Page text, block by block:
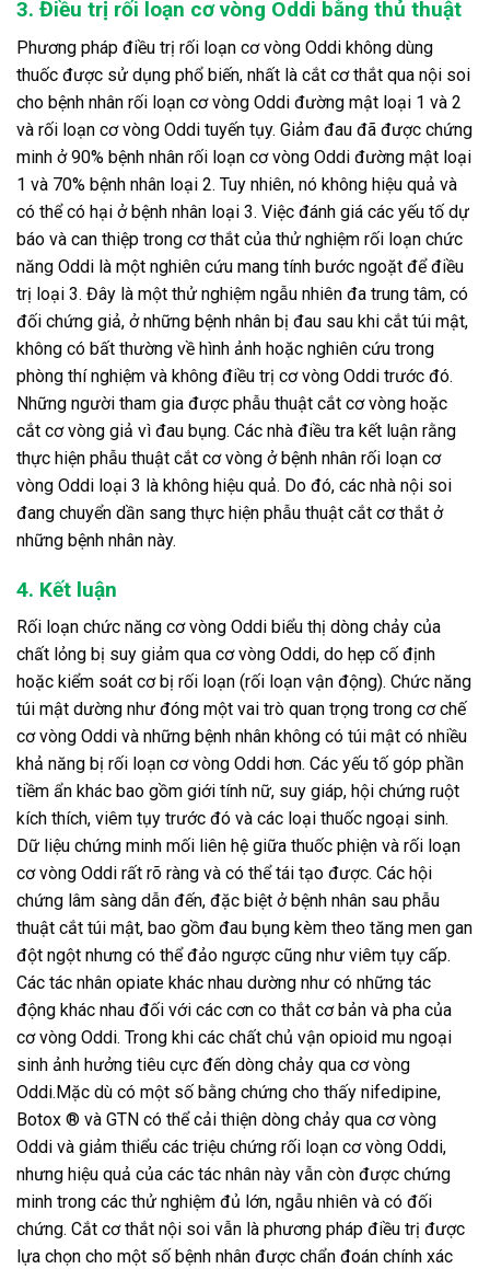
3. Điều trị rối loạn cơ vòng Oddi bằng thủ thuật
Phương pháp điều trị rối loạn cơ vòng Oddi không dùng
thuốc được sử dụng phổ biến, nhất là cắt cơ thắt qua nội soi
cho bệnh nhân rối loạn cơ vòng Oddi đường mật loại 1 và 2
và rối loạn cơ vòng Oddi tuyến tụy. Giảm đau đã được chứng
minh ở 90% bệnh nhân rối loạn cơ vòng Oddi đường mật loại
1 và 70% bệnh nhân loại 2. Tuy nhiên, nó không hiệu quả và
có thể có hại ở bệnh nhân loại 3. Việc đánh giá các yếu tố dự
báo và can thiệp trong cơ thắt của thử nghiệm rối loạn chức
năng Oddi là một nghiên cứu mang tính bước ngoặt để điều
trị loại 3. Đây là một thử nghiệm ngẫu nhiên đa trung tâm, có
đối chứng giả, ở những bệnh nhân bị đau sau khi cắt túi mật,
không có bất thường về hình ảnh hoặc nghiên cứu trong
phòng thí nghiệm và không điều trị cơ vòng Oddi trước đó.
Những người tham gia được phẫu thuật cắt cơ vòng hoặc
cắt cơ vòng giả vì đau bụng. Các nhà điều tra kết luận rằng
thực hiện phẫu thuật cắt cơ vòng ở bệnh nhân rối loạn cơ
vòng Oddi loại 3 là không hiệu quả. Do đó, các nhà nội soi
đang chuyển dần sang thực hiện phẫu thuật cắt cơ thắt ở
những bệnh nhân này.
4. Kết luận
Rối loạn chức năng cơ vòng Oddi biểu thị dòng chảy của
chất lỏng bị suy giảm qua cơ vòng Oddi, do hẹp cố định
hoặc kiểm soát cơ bị rối loạn (rối loạn vận động). Chức năng
túi mật dường như đóng một vai trò quan trọng trong cơ chế
cơ vòng Oddi và những bệnh nhân không có túi mật có nhiều
khả năng bị rối loạn cơ vòng Oddi hơn. Các yếu tố góp phần
tiềm ẩn khác bao gồm giới tính nữ, suy giáp, hội chứng ruột
kích thích, viêm tụy trước đó và các loại thuốc ngoại sinh.
Dữ liệu chứng minh mối liên hệ giữa thuốc phiện và rối loạn
cơ vòng Oddi rất rõ ràng và có thể tái tạo được. Các hội
chứng lâm sàng dẫn đến, đặc biệt ở bệnh nhân sau phẫu
thuật cắt túi mật, bao gồm đau bụng kèm theo tăng men gan
đột ngột nhưng có thể đảo ngược cũng như viêm tụy cấp.
Các tác nhân opiate khác nhau dường như có những tác
động khác nhau đối với các cơn co thắt cơ bản và pha của
cơ vòng Oddi. Trong khi các chất chủ vận opioid mu ngoại
sinh ảnh hưởng tiêu cực đến dòng chảy qua cơ vòng
Oddi.Mặc dù có một số bằng chứng cho thấy nifedipine,
Botox ® và GTN có thể cải thiện dòng chảy qua cơ vòng
Oddi và giảm thiểu các triệu chứng rối loạn cơ vòng Oddi,
nhưng hiệu quả của các tác nhân này vẫn còn được chứng
minh trong các thử nghiệm đủ lớn, ngẫu nhiên và có đối
chứng. Cắt cơ thắt nội soi vẫn là phương pháp điều trị được
lựa chọn cho một số bệnh nhân được chẩn đoán chính xác